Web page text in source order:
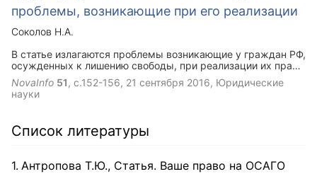
проблемы, возникающие при его реализации
Соколов Н.А.
В статье излагаются проблемы возникающие у граждан РФ,
осужденных к лишению свободы, при реализации их права
труд.
NovaInfo 51 , с.152-156, 21 сентября 2016, Юридические
науки
Список литературы
Антропова Т.Ю., Статья. Ваше право на ОСАГО